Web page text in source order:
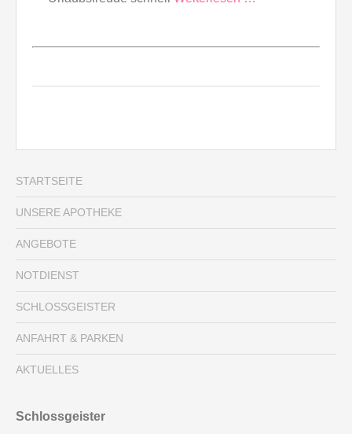
STARTSEITE
UNSERE APOTHEKE
ANGEBOTE
NOTDIENST
SCHLOSSGEISTER
ANFAHRT & PARKEN
AKTUELLES
Schlossgeister